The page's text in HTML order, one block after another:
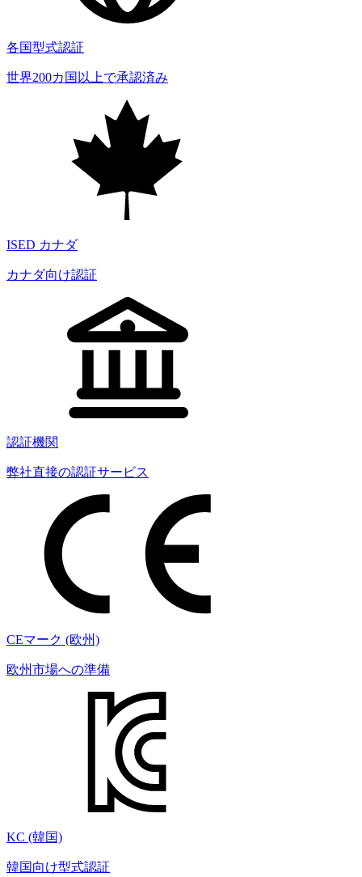
各国型式認証
世界200カ国以上で承認済み
ISED カナダ
カナダ向け認証
認証機関
弊社直接の認証サービス
CEマーク (欧州)
欧州市場への準備
KC (韓国)
韓国向け型式認証